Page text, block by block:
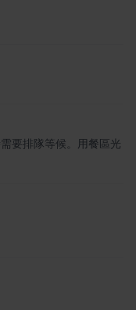
要排隊等候。用餐區光